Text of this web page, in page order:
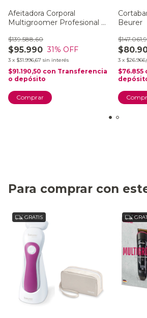
Afeitadora Corporal
Multigroomer Profesional +
Agua Beurer MN9X
$95.990
$139.588,60
31 % OFF
3 x $31.996,67 sin interés
$91.190,50 con Transferencia
o depósito
Beurer
3 x
$76.855
Para comprar con
GRATIS